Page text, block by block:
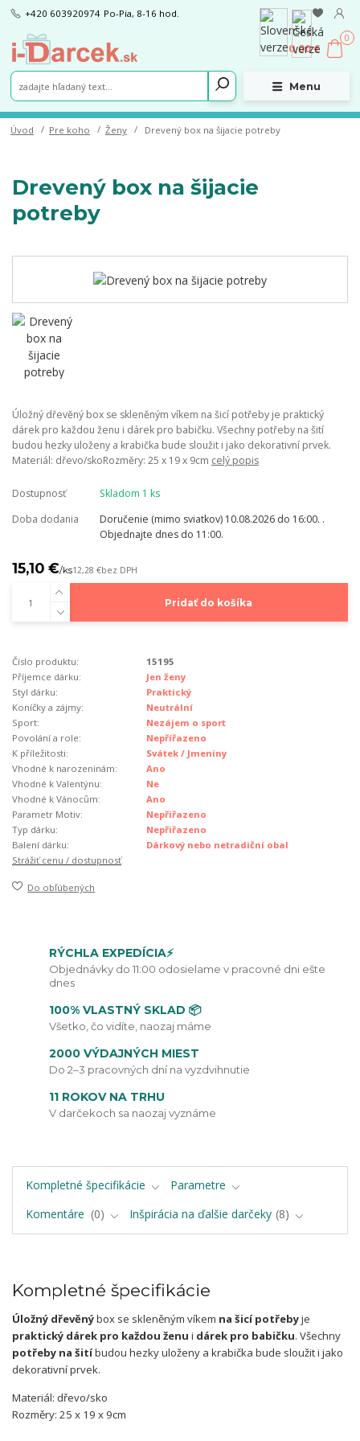
Menu
+420 603920974 Po-Pia, 8-16 hod.
0
0,00 €
Úvod Pre koho Ženy Drevený box na šijacie potreby
Drevený box na šijacie
potreby
Úložný dřevěný box se skleněným víkem na šicí potřeby je praktický
dárek pro každou ženu i dárek pro babičku. Všechny potřeby na šití
budou hezky uloženy a krabička bude sloužit i jako dekorativní prvek.
Materiál: dřevo/skoRozměry: 25 x 19 x 9cm celý popis
Dostupnosť
Skladom 1 ks
Doba dodania
Doručenie (mimo sviatkov) 10.08.2026 do 16:00. .
Objednajte dnes do 11:00.
15,10 €/ks12,28 €bez DPH
Pridať do košíka
Číslo produktu:
15195
Příjemce dárku:
Jen ženy
Styl dárku:
Praktický
Koníčky a zájmy:
Neutrální
Sport:
Nezájem o sport
Povolání a role:
Nepřířazeno
K příležitosti:
Svátek / Jmeniny
Vhodné k narozeninám:
Ano
Vhodné k Valentýnu:
Ne
Vhodné k Vánocům:
Ano
Parametr Motiv:
Nepřiřazeno
Typ dárku:
Nepřiřazeno
Balení dárku:
Dárkový nebo netradiční obal
Strážiť cenu / dostupnosť
Do obľúbených
RÝCHLA EXPEDÍCIA⚡
Objednávky do 11:00 odosielame v pracovné dni ešte
dnes
100% VLASTNÝ SKLAD 📦
Všetko, čo vidíte, naozaj máme
2000 VÝDAJNÝCH MIEST
Do 2–3 pracovných dní na vyzdvihnutie
11 ROKOV NA TRHU
V darčekoch sa naozaj vyznáme
Kompletné špecifikácie
Parametre
Komentáre
0 Inšpirácia na ďalšie darčeky 8
Kompletné špecifikácie
Úložný dřevěnýbox se skleněným víkem na šicí potřebyje
praktický dárek pro každou ženu i dárek pro babičku. Všechny
potřeby na šitíbudou hezky uloženy a krabička bude sloužit i jako
dekorativní prvek.
Materiál: dřevo/sko
Rozměry: 25 x 19 x 9cm